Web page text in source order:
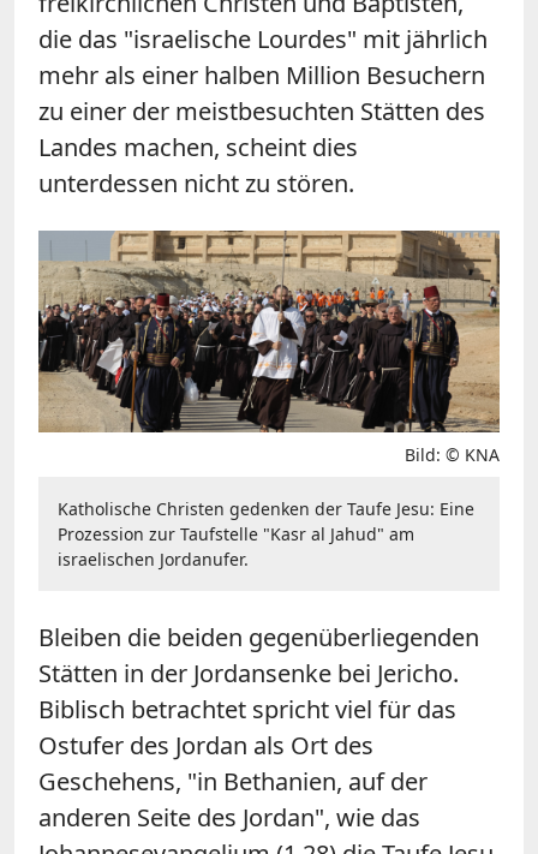
die das "israelische Lourdes" mit jährlich
mehr als einer halben Million Besuchern
zu einer der meistbesuchten Stätten des
Landes machen, scheint dies
unterdessen nicht zu stören.
Bild: © KNA
Katholische Christen gedenken der Taufe Jesu: Eine
Prozession zur Taufstelle "Kasr al Jahud" am
israelischen Jordanufer.
Bleiben die beiden gegenüberliegenden
Stätten in der Jordansenke bei Jericho.
Biblisch betrachtet spricht viel für das
Ostufer des Jordan als Ort des
Geschehens, "in Bethanien, auf der
anderen Seite des Jordan", wie das